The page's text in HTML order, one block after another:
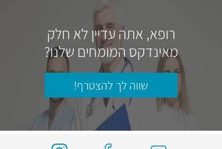
רופא, אתה עדיין לא חלק
מאינדקס המומחים שלנו?
שווה לך להצטרף!